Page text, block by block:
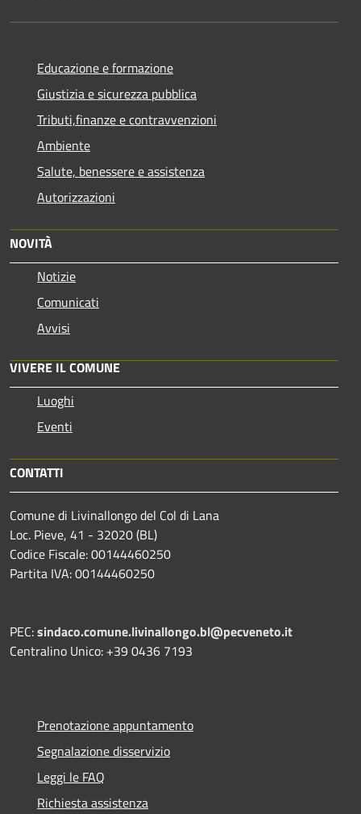
Educazione e formazione
Giustizia e sicurezza pubblica
Tributi,finanze e contravvenzioni
Ambiente
Salute, benessere e assistenza
Autorizzazioni
NOVITÀ
Notizie
Comunicati
Avvisi
VIVERE IL COMUNE
Luoghi
Eventi
CONTATTI
Comune di Livinallongo del Col di Lana
Loc. Pieve, 41 - 32020 (BL)
Codice Fiscale: 00144460250
Partita IVA: 00144460250
PEC:sindaco.comune.livinallongo.bl@pecveneto.it
Centralino Unico: +39 0436 7193
Prenotazione appuntamento
Segnalazione disservizio
Leggi le FAQ
Richiesta assistenza